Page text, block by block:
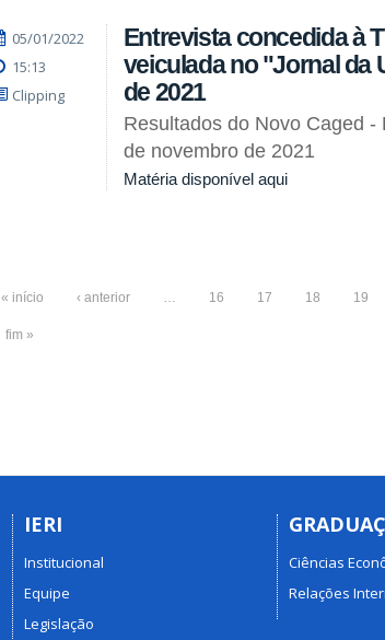
05/01/2022
15:13
Clipping
Entrevista concedida à
veiculada no "Jornal da
de 2021
Resultados do Novo Caged
de novembro de 2021
Matéria disponível aqui
« início ‹ anterior … 16 17 18 19
fim »
IERI
Institucional
Equipe
Legislação
Ciências
Relações